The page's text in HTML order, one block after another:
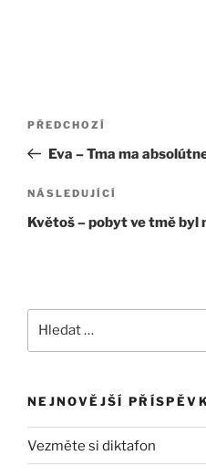
Navigace
příspěvek
Předchozí
příspěvek
PŘEDCHOZÍ
Eva – Tma ma
Následující
příspěvek
NÁSLEDUJÍCÍ
Květoš – pobyt ve tmě byl
NEJNOVĚJŠÍ
Vezměte si diktafon